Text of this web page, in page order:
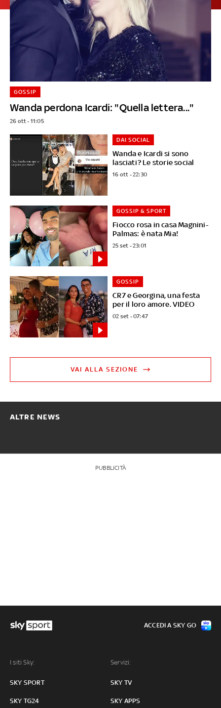
Wanda perdona Icardi: "Quella lettera..."
GOSSIP
26 ott - 11:05
Wanda e Icardi si sono
lasciati? Le storie social
DAI SOCIAL
16 ott - 22:30
Fiocco rosa in casa Magnini-
Palmas: è nata Mia!
GOSSIP & SPORT
25 set - 23:01
CR7 e Georgina, una festa
per il loro amore. VIDEO
GOSSIP
02 set - 07:47
VAI ALLA SEZIONE
ALTRE NEWS
PUBBLICITÀ
I siti Sky:
SKY SPORT
SKY TG24
Servizi:
SKY TV
SKY APPS
ACCEDI A SKY GO